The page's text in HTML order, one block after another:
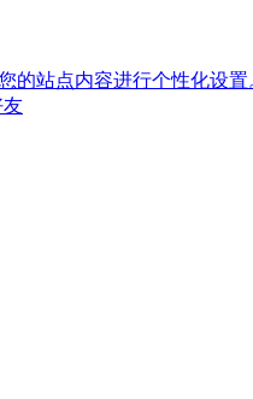
的站点内容进行个性化设置
友